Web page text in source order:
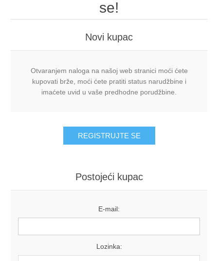
se!
Novi kupac
Otvaranjem naloga na našoj web stranici moći ćete
kupovati brže, moći ćete pratiti status narudžbine i
imaćete uvid u vaše predhodne porudžbine.
Postojeći kupac
E-mail:
Lozinka: